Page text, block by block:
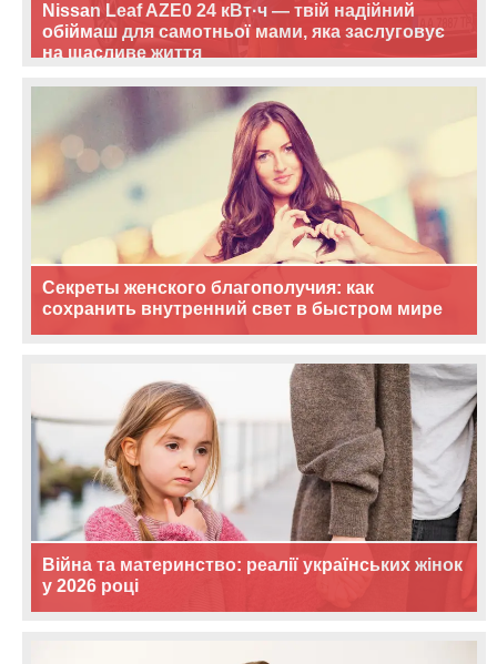
Nissan Leaf AZE0 24 кВт·ч — твій надійний
обіймаш для самотньої мами, яка заслуговує
на щасливе життя
Секреты женского благополучия: как
сохранить внутренний свет в быстром мире
Війна та материнство: реалії українських жінок
у 2026 році